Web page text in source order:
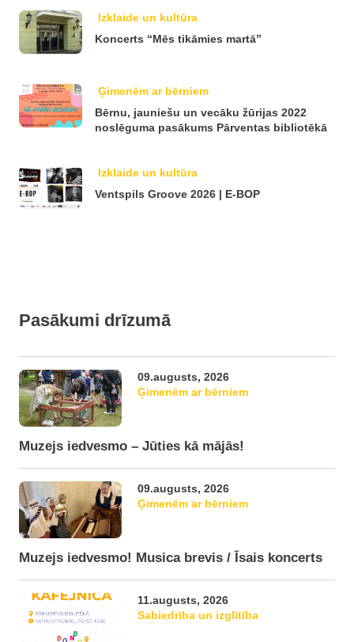
Izklaide un kultūra
Koncerts “Mēs tikāmies martā”
Ģimenēm ar bērniem
Bērnu, jauniešu un vecāku žūrijas 2022
noslēguma pasākums Pārventas bibliotēkā
Izklaide un kultūra
Ventspils Groove 2026 | E-BOP
Pasākumi drīzumā
09.augusts, 2026
Ģimenēm ar bērniem
Muzejs iedvesmo – Jūties kā mājās!
09.augusts, 2026
Ģimenēm ar bērniem
Muzejs iedvesmo! Musica brevis / Īsais koncerts
11.augusts, 2026
Sabiedrība un izglītība